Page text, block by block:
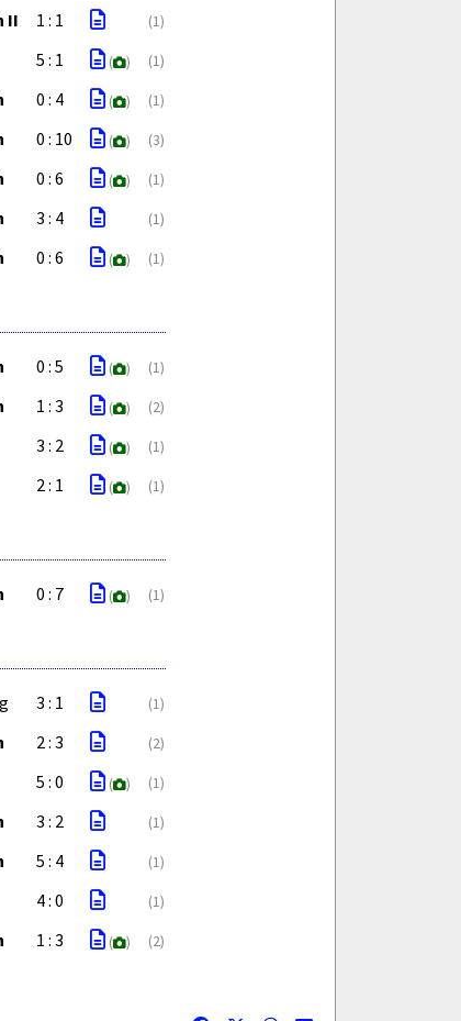
II 1 : 1 (1)
5 : 1 ( ) (1)
0 : 4 ( ) (1)
0 : 10 ( ) (3)
0 : 6 ( ) (1)
3 : 4 (1)
0 : 6 ( ) (1)
0 : 5 ( ) (1)
1 : 3 ( ) (2)
3 : 2 ( ) (1)
2 : 1 ( ) (1)
0 : 7 ( ) (1)
3 : 1 (1)
2 : 3 (2)
5 : 0 ( ) (1)
3 : 2 (1)
5 : 4 (1)
4 : 0 (1)
1 : 3 ( ) (2)